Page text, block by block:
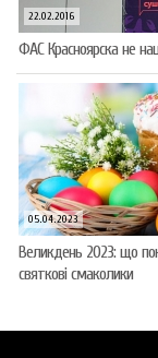
22.02.2016
ФАС Красноярска не
05.04.2023
Великдень 2023: що
святкові смаколики